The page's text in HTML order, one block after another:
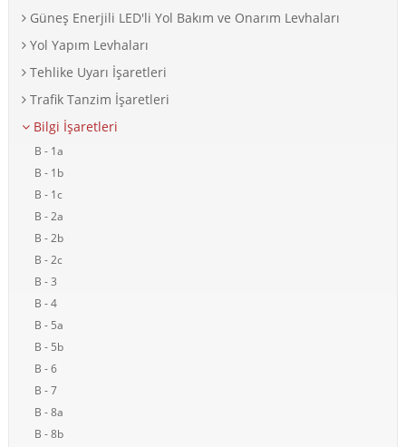
Güneş Enerjili LED'li Yol Bakım ve Onarım Levhaları
Yol Yapım Levhaları
Tehlike Uyarı İşaretleri
Trafik Tanzim İşaretleri
Bilgi İşaretleri
B - 1a
B - 1b
B - 1c
B - 2a
B - 2b
B - 2c
B - 3
B - 4
B - 5a
B - 5b
B - 6
B - 7
B - 8a
B - 8b